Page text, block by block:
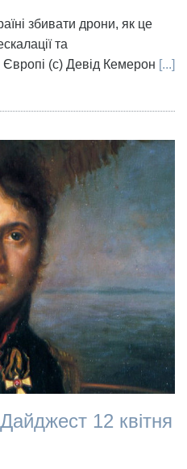
збивати дрони, як це
та
(с) Девід Кемерон [...]
12 квітня